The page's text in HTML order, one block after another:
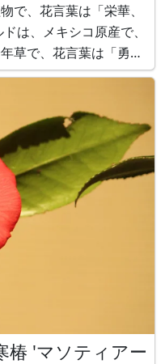
で、花言葉は「栄華、
は、メキシコ原産で、
草で、花言葉は「勇
ホタルブクロは、日本
言葉は「正義、忠実」です。 ■かぎけん花
ー